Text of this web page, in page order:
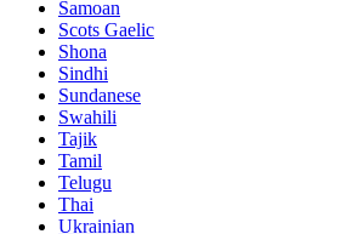
Samoan
Scots Gaelic
Shona
Sindhi
Sundanese
Swahili
Tajik
Tamil
Telugu
Thai
Ukrainian